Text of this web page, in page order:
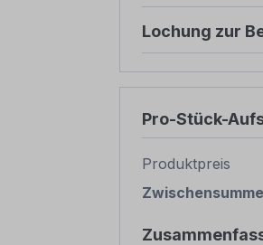
Lochung zur
Pro-Stück-
Produktpreis
Zwischensumme